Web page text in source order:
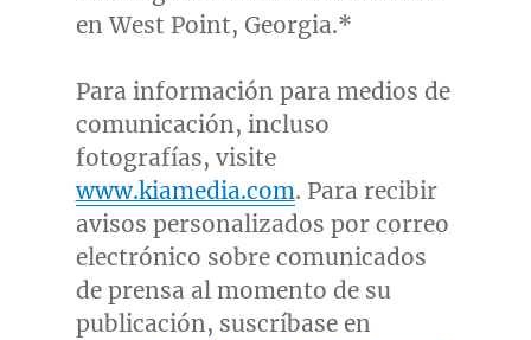
enWest Point, Georgia.*
Para información para medios de
comunicación, incluso
fotografías, visite
www.kiamedia.com. Para recibir
avisos personalizados por correo
electrónico sobre comunicados
de prensa al momento de su
publicación, suscríbase en